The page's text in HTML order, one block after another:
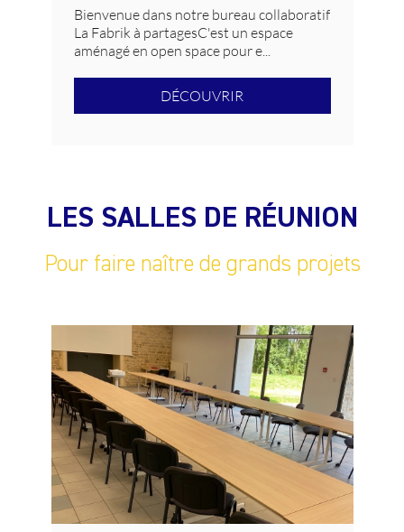
Bienvenue dans notre bureau collaboratif
La Fabrik à partagesC'est un espace
aménagé en open space pour e...
DÉCOUVRIR
LES SALLES DE RÉUNION
Pour faire naître de grands projets